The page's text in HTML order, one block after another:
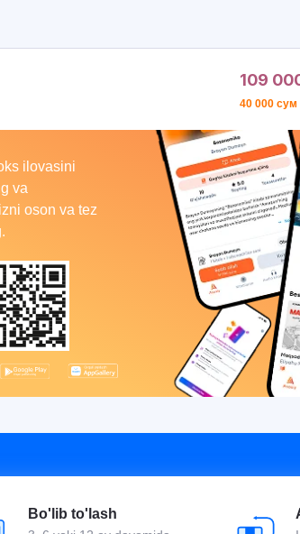
109
40 000
ilovasini
va
oson va tez
Bo'lib to'lash